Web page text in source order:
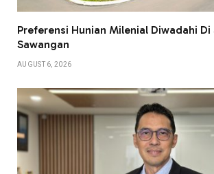
Preferensi Hunian Milenial Diwadahi Di
Sawangan
AUGUST 6, 2026